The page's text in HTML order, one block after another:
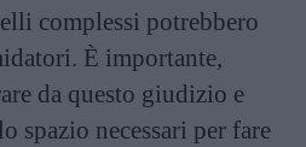
complessi potrebbero
È importante,
da questo giudizio e
spazio necessari per fare